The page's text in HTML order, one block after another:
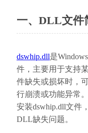
一、DLL文件
dswhip.dll是
件，主要用于支持
件缺失或损坏时，
行崩溃或功能异常
安装dswhip.dll文件
DLL缺失问题。